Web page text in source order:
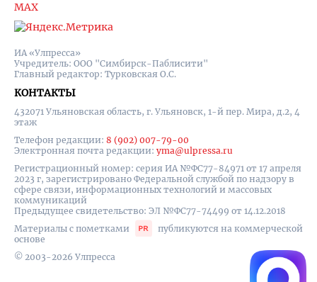
ИА «Улпресса»
Учредитель: ООО "Симбирск-Паблисити"
Главный редактор: Турковская О.С.
КОНТАКТЫ
432071 Ульяновская область, г. Ульяновск, 1-й пер. Мира, д.2, 4
этаж
Телефон редакции: 8 (902) 007-79-00
Электронная почта редакции: yma@ulpressa.ru
Регистрационный номер: серия ИА №ФС77-84971 от 17 апреля
2023 г, зарегистрировано Федеральной службой по надзору в
сфере связи, информационных технологий и массовых
коммуникаций
Предыдущее свидетельство: ЭЛ №ФС77-74499 от 14.12.2018
Материалы с пометками
публикуются на коммерческой
основе
© 2003-2026 Улпресса
MAX